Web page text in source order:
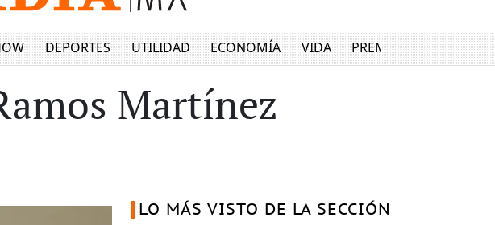
DEPORTES UTILIDAD ECONOMÍA VIDA PREMIUM
Martínez
LO MÁS VISTO DE LA SECCIÓN